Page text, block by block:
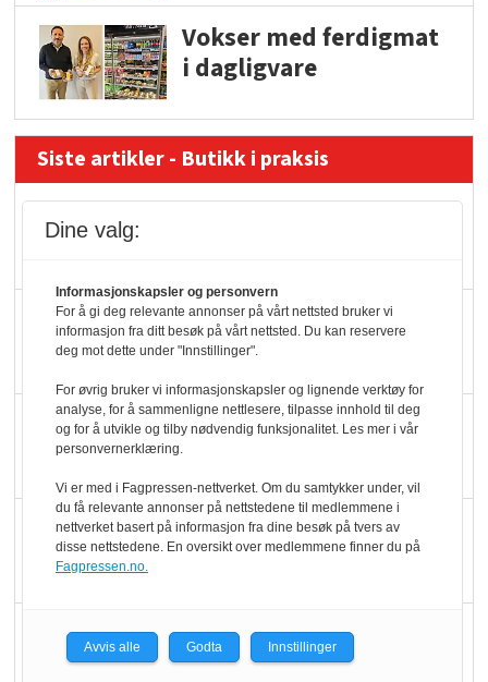
Vokser med ferdigmat
i dagligvare
Siste artikler - Butikk i praksis
Slik opprettholdes
ølsalget
Færre varer, men fulle
hyller
KI lager mat i butikken
Q passerte 1 milliard i
Rema i 2025
Dine valg:
Informasjonskapsler og personvern
For å gi deg relevante annonser på vårt nettsted bruker vi
informasjon fra ditt besøk på vårt nettsted. Du kan reservere
deg mot dette under "Innstillinger".
For øvrig bruker vi informasjonskapsler og lignende verktøy for
analyse, for å sammenligne nettlesere, tilpasse innhold til deg
og for å utvikle og tilby nødvendig funksjonalitet. Les mer i vår
personvernerklæring.
Vi er med i Fagpressen-nettverket. Om du samtykker under, vil
du få relevante annonser på nettstedene til medlemmene i
nettverket basert på informasjon fra dine besøk på tvers av
disse nettstedene. En oversikt over medlemmene finner du på
Fagpressen.no.
Avvis alle Godta Innstillinger